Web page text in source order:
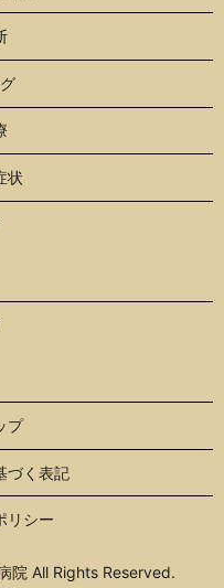
状
プ
づく表記
リシー
院 All Rights Reserved.